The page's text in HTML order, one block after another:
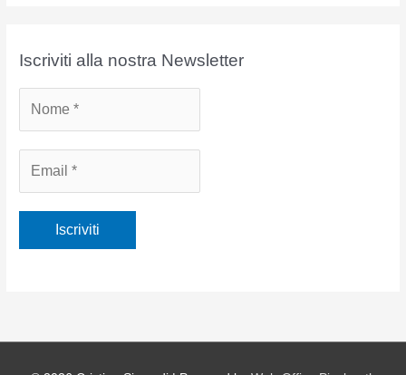
iIscriviti alla nostra Newsletter